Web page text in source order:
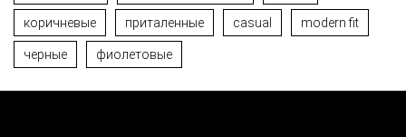
коричневые приталенные casual modern fit
черные фиолетовые